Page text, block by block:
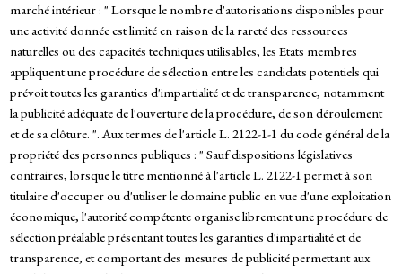
marché intérieur : " Lorsque le nombre d'autorisations disponibles pour
une activité donnée est limité en raison de la rareté des ressources
naturelles ou des capacités techniques utilisables, les Etats membres
appliquent une procédure de sélection entre les candidats potentiels qui
prévoit toutes les garanties d'impartialité et de transparence, notamment
la publicité adéquate de l'ouverture de la procédure, de son déroulement
et de sa clôture. ". Aux termes de l'article L. 2122-1-1 du code général de la
propriété des personnes publiques : " Sauf dispositions législatives
contraires, lorsque le titre mentionné à l'article L. 2122-1 permet à son
titulaire d'occuper ou d'utiliser le domaine public en vue d'une exploitation
économique, l'autorité compétente organise librement une procédure de
sélection préalable présentant toutes les garanties d'impartialité et de
transparence, et comportant des mesures de publicité permettant aux